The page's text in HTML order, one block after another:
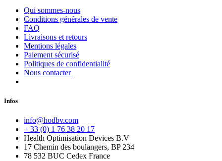
Qui sommes-nous
Conditions générales de vente
FAQ
Livraisons et retours
Mentions légales
Paiement sécurisé
Politiques de confidentialité
Nous contacter
Infos
info@hodbv.com
+ 33 (0) 1 76 38 20 17
Health Optimisation Devices B.V
17 Chemin des boulangers, BP 234
78 532 BUC Cedex France